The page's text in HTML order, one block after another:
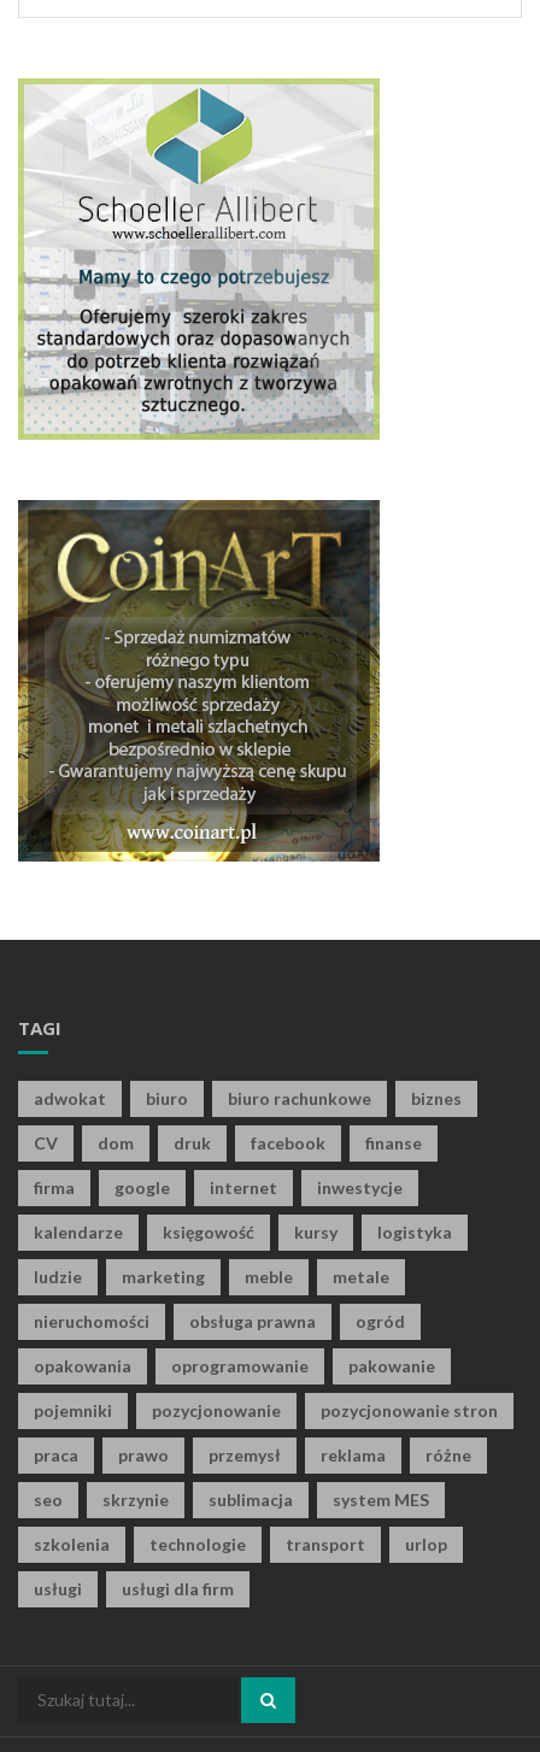
TAGI
adwokat biuro biuro rachunkowe biznes
CV dom druk facebook finanse
firma google internet inwestycje
kalendarze księgowość kursy logistyka
ludzie marketing meble metale
nieruchomości obsługa prawna ogród
opakowania oprogramowanie pakowanie
pojemniki pozycjonowanie pozycjonowanie stron
praca prawo przemysł reklama różne
seo skrzynie sublimacja system MES
szkolenia technologie transport urlop
usługi usługi dla firm